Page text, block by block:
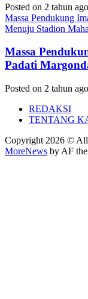
Posted on 2 tahun ago
Massa Pendukung
Menuju Stadion
Massa
Padati
Posted on 2 tahun ago
REDAKSI
TENTANG
Copyright 2026 ©
MoreNews by AF